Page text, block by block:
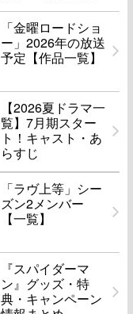
「金曜ロードショ
ー」2026年の放送
予定【作品一覧】
【2026夏ドラマ一
覧】7月期スター
ト！キャスト・あ
らすじ
「ラヴ上等」シー
ズン2メンバー
【一覧】
『スパイダーマ
ン』グッズ・特
典・キャンペーン